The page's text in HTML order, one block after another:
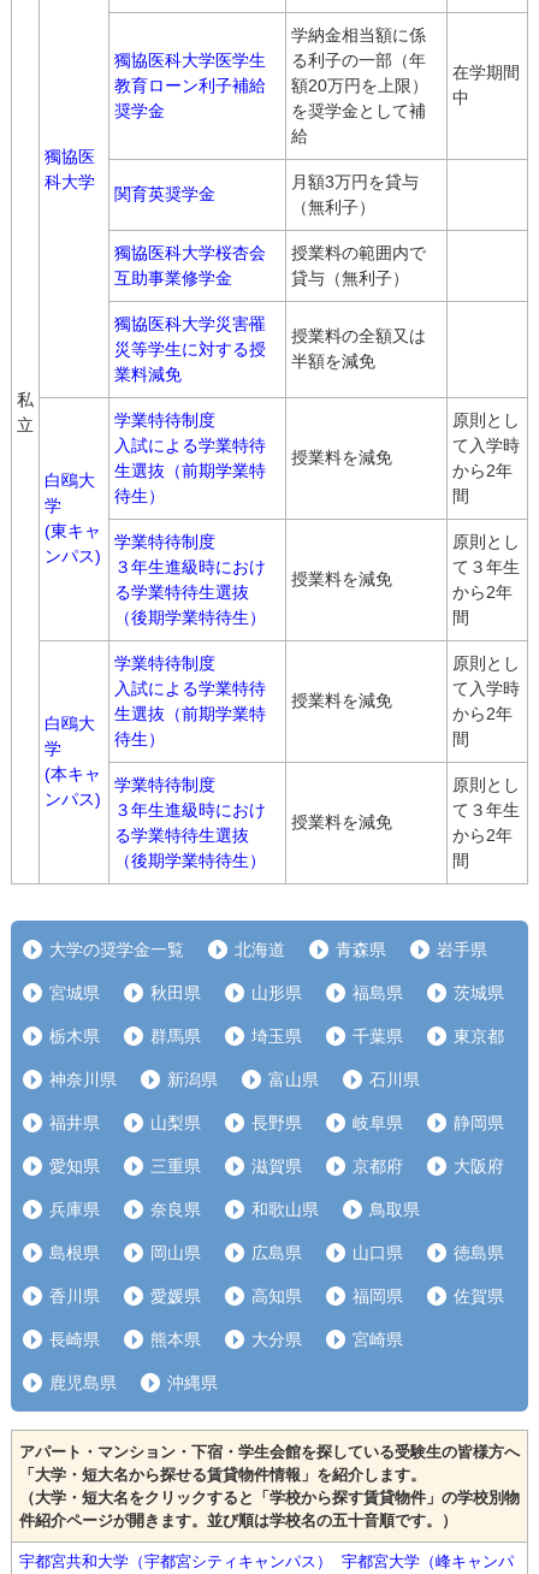
私
立
獨協医
科大学
獨協医科大学医学生
教育ローン利子補給
奨学金
学納金相当額に係
る利子の一部（年
額20万円を上限）
を奨学金として補
給
在学期間
中
関育英奨学金
月額3万円を貸与
（無利子）
獨協医科大学桜杏会
互助事業修学金
授業料の範囲内で
貸与（無利子）
獨協医科大学災害罹
災等学生に対する授
業料減免
授業料の全額又は
半額を減免
白鴎大
学
(東キャ
ンパス)
学業特待制度
入試による学業特待
生選抜（前期学業特
待生）
授業料を減免
原則とし
て入学時
から2年
間
学業特待制度
３年生進級時におけ
る学業特待生選抜
（後期学業特待生）
授業料を減免
原則とし
て３年生
から2年
間
白鴎大
学
(本キャ
ンパス)
学業特待制度
入試による学業特待
生選抜（前期学業特
待生）
授業料を減免
原則とし
て入学時
から2年
間
学業特待制度
３年生進級時におけ
る学業特待生選抜
（後期学業特待生）
授業料を減免
原則とし
て３年生
から2年
間
大学の奨学金一覧 北海道 青森県 岩手県
宮城県 秋田県 山形県 福島県 茨城県
栃木県 群馬県 埼玉県 千葉県 東京都
神奈川県 新潟県 富山県 石川県
福井県 山梨県 長野県 岐阜県 静岡県
愛知県 三重県 滋賀県 京都府 大阪府
兵庫県 奈良県 和歌山県 鳥取県
島根県 岡山県 広島県 山口県 徳島県
香川県 愛媛県 高知県 福岡県 佐賀県
長崎県 熊本県 大分県 宮崎県
鹿児島県 沖縄県
アパート・マンション・下宿・学生会館を探している受験生の皆様方へ
「大学・短大名から探せる賃貸物件情報」を紹介します。
（大学・短大名をクリックすると「学校から探す賃貸物件」の学校別物
件紹介ページが開きます。並び順は学校名の五十音順です。）
宇都宮共和大学（宇都宮シティキャンパス）
宇都宮大学（峰キャンパ